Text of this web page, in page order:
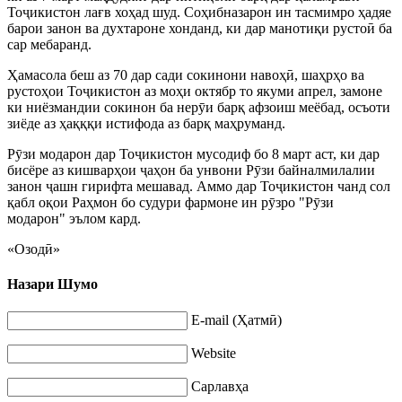
Тоҷикистон лағв хоҳад шуд. Соҳибназарон ин тасмимро ҳадяе
барои занон ва духтароне хонданд, ки дар манотиқи рустоӣ ба
сар мебаранд.
Ҳамасола беш аз 70 дар сади сокинони навоҳӣ, шаҳрҳо ва
рустоҳои Тоҷикистон аз моҳи октябр то якуми апрел, замоне
ки ниёзмандии сокинон ба нерӯи барқ афзоиш меёбад, осъоти
зиёде аз ҳақққи истифода аз барқ маҳруманд.
Рӯзи модарон дар Тоҷикистон мусодиф бо 8 март аст, ки дар
бисёре аз кишварҳои ҷаҳон ба унвони Рӯзи байналмилалии
занон ҷашн гирифта мешавад. Аммо дар Тоҷикистон чанд сол
қабл оқои Раҳмон бо судури фармоне ин рӯзро "Рӯзи
модарон" эълом кард.
«Озодӣ»
Назари Шумо
E-mail (Ҳатмӣ)
Website
Сарлавҳа